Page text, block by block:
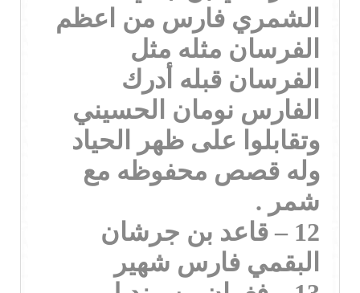
الشمري فارس من اعظم
الفرسان مثله مثل
الفرسان قبله أدرك
الفارس نومان الحسيني
وتقابلوا على ظهر الحياد
وله قصص محفوظه مع
شمر .
12 – قاعد بن جرشان
البقمي فارس شهير